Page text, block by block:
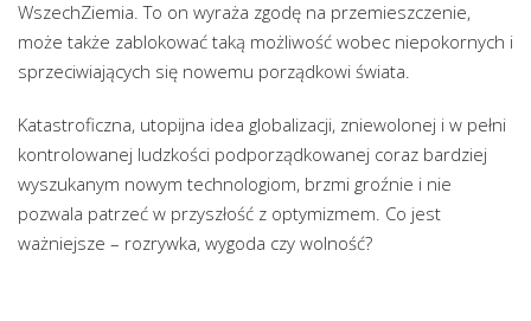
WszechZiemia. To on wyraża zgodę na przemieszczenie,
może także zablokować taką możliwość wobec niepokornych i
sprzeciwiających się nowemu porządkowi świata.
Katastroficzna, utopijna idea globalizacji, zniewolonej i w pełni
kontrolowanej ludzkości podporządkowanej coraz bardziej
wyszukanym nowym technologiom, brzmi groźnie i nie
pozwala patrzeć w przyszłość z optymizmem. Co jest
ważniejsze – rozrywka, wygoda czy wolność?